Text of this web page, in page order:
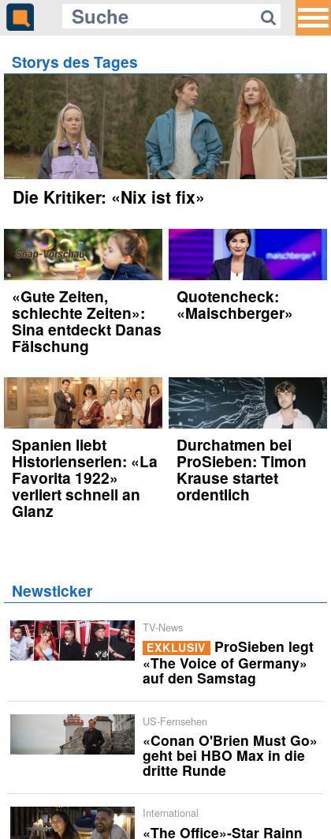
Storys des Tages
Die Kritiker: «Nix ist fix»
«Gute Zeiten,
schlechte Zeiten»:
Sina entdeckt Danas
Fälschung
Quotencheck:
«Maischberger»
Spanien liebt
Historienserien: «La
Favorita 1922»
verliert schnell an
Glanz
Durchatmen bei
ProSieben: Timon
Krause startet
ordentlich
Newsticker
TV-News
EXKLUSIV ProSieben legt
«The Voice of Germany»
auf den Samstag
US-Fernsehen
«Conan O'Brien Must Go»
geht bei HBO Max in die
dritte Runde
International
«The Office»-Star Rainn